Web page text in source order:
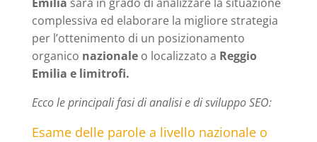
complessiva ed elaborare la migliore strategia
per l’ottenimento di un posizionamento
organico nazionaleo localizzato a Reggio
Emilia e limitrofi.
Ecco le principali fasi di analisi e di sviluppo SEO:
Esame delle parole a livello nazionale o